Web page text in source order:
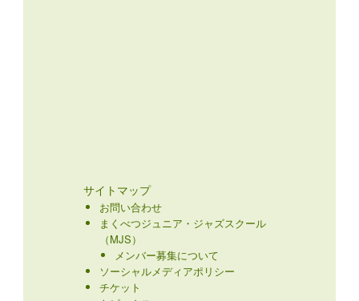
サイトマップ
お問い合わせ
まくべつジュニア・ジャズスクール
（MJS）
メンバー募集について
ソーシャルメディアポリシー
チケット